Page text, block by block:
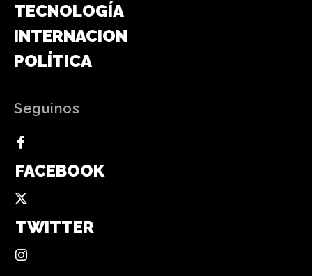
TECNOLOGÍA
INTERNACIONAL
POLÍTICA
Seguinos
FACEBOOK
TWITTER